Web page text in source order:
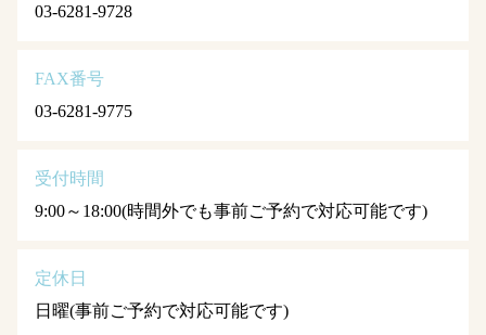
03-6281-9728
FAX番号
03-6281-9775
受付時間
9:00～18:00(時間外でも事前ご予約で対応可能です)
定休日
日曜(事前ご予約で対応可能です)